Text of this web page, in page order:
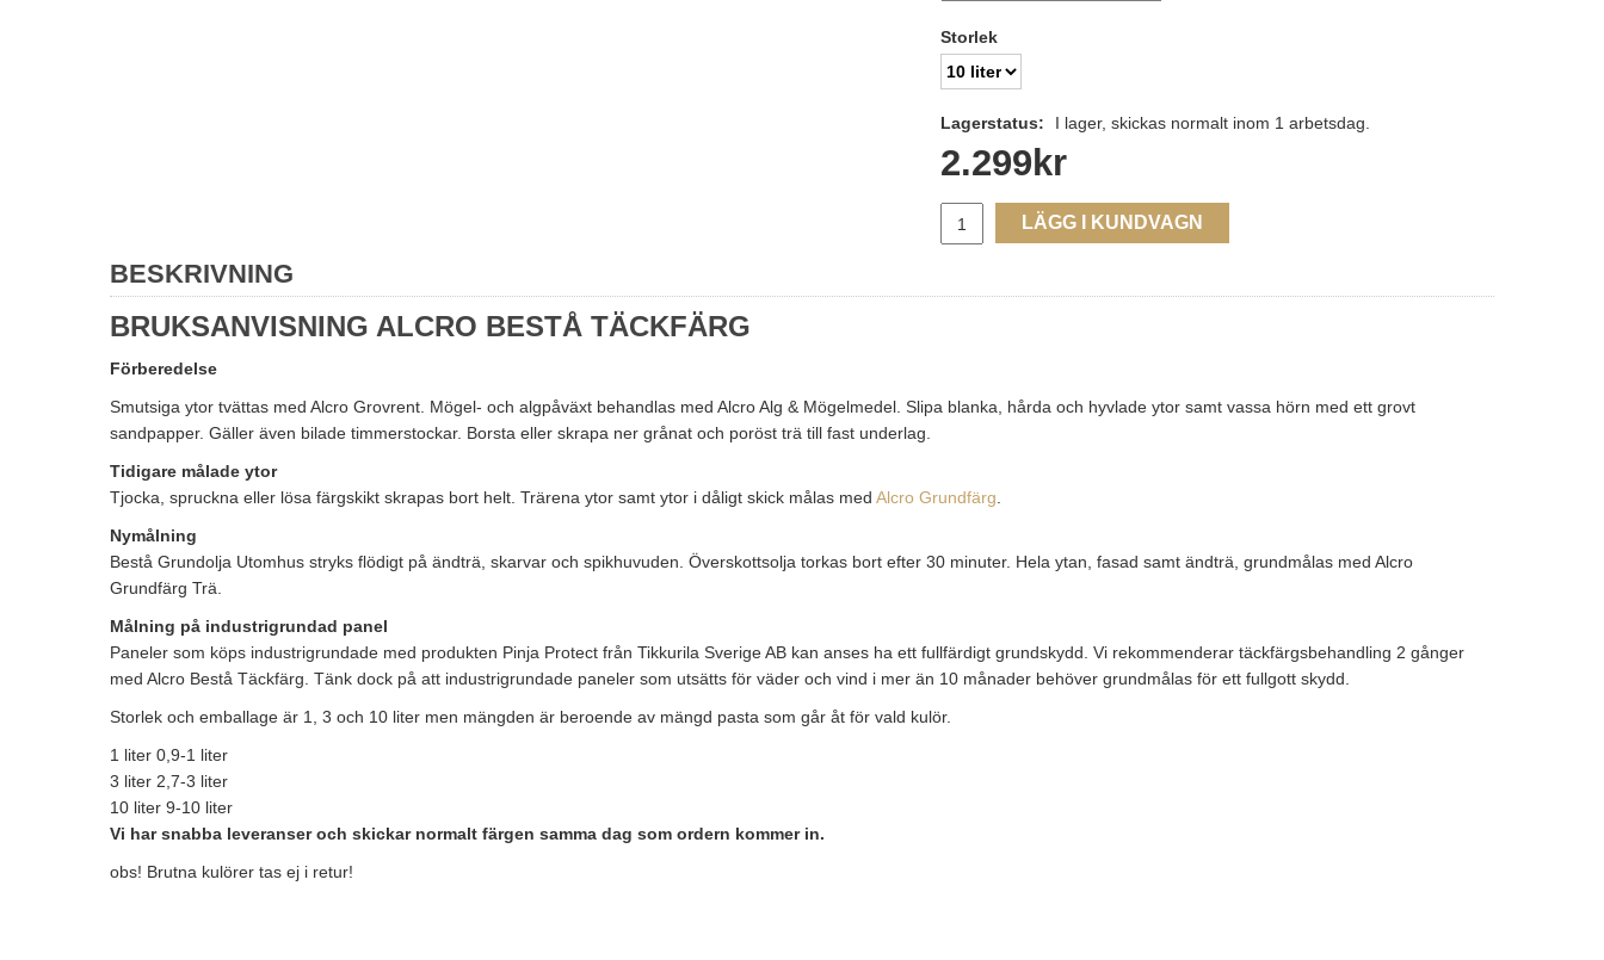
Storlek
Lagerstatus: I lager, skickas normalt inom 1 arbetsdag.
2.299 kr
LÄGG I KUNDVAGN
BESKRIVNING
BRUKSANVISNING ALCRO BESTÅ TÄCKFÄRG
Förberedelse
Smutsiga ytor tvättas med Alcro Grovrent. Mögel- och algpåväxt behandlas med Alcro Alg & Mögelmedel. Slipa blanka, hårda och hyvlade ytor samt vassa hörn med ett grovt
sandpapper. Gäller även bilade timmerstockar. Borsta eller skrapa ner grånat och poröst trä till fast underlag.
Tidigare målade ytor
Tjocka, spruckna eller lösa färgskikt skrapas bort helt. Trärena ytor samt ytor i dåligt skick målas med Alcro Grundfärg
Nymålning
Bestå Grundolja Utomhus stryks flödigt på ändträ, skarvar och spikhuvuden. Överskottsolja torkas bort efter 30 minuter. Hela ytan, fasad samt ändträ, grundmålas med Alcro
Grundfärg Trä.
Målning på industrigrundad panel
Paneler som köps industrigrundade med produkten Pinja Protect från Tikkurila Sverige AB kan anses ha ett fullfärdigt grundskydd. Vi rekommenderar täckfärgsbehandling 2 gånger
med Alcro Bestå Täckfärg. Tänk dock på att industrigrundade paneler som utsätts för väder och vind i mer än 10 månader behöver grundmålas för ett fullgott skydd.
Storlek och emballage är 1, 3 och 10 liter men mängden är beroende av mängd pasta som går åt för vald kulör.
1 liter 0,9-1 liter
3 liter 2,7-3 liter
10 liter 9-10 liter
Vi har snabba leveranser och skickar normalt färgen samma dag som ordern kommer in.
obs! Brutna kulörer tas ej i retur!